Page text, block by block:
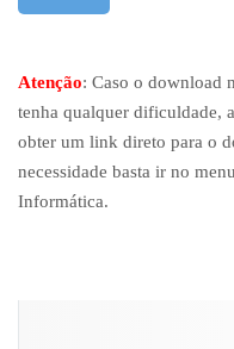
Atenção: Caso o download
tenha qualquer dificuldade,
obter um link direto para o
necessidade basta ir no
Informática.